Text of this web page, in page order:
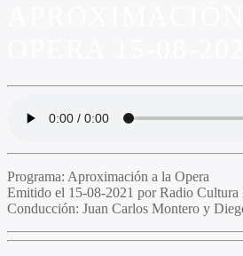
Programa: Aproximación a la Opera
Emitido el 15-08-2021 por Radio
Conducción: Juan Carlos Montero y